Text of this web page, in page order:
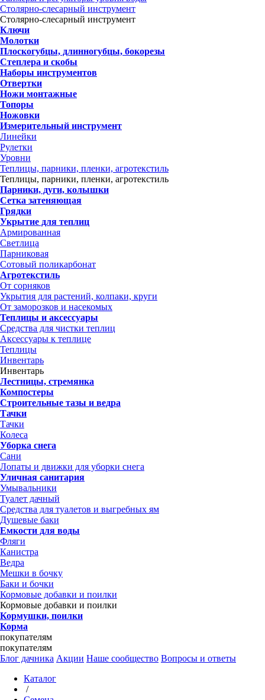
Столярно-слесарный инструмент
Столярно-слесарный инструмент
Ключи
Молотки
Плоскогубцы, длинногубцы, бокорезы
Степлера и скобы
Наборы инструментов
Отвертки
Ножи монтажные
Топоры
Ножовки
Измерительный инструмент
Линейки
Рулетки
Уровни
Теплицы, парники, пленки, агротекстиль
Теплицы, парники, пленки, агротекстиль
Парники, дуги, колышки
Сетка затеняющая
Грядки
Укрытие для теплиц
Армированная
Светлица
Парниковая
Сотовый поликарбонат
Агротекстиль
От сорняков
Укрытия для растений, колпаки, круги
От заморозков и насекомых
Теплицы и аксессуары
Средства для чистки теплиц
Аксессуары к теплице
Теплицы
Инвентарь
Инвентарь
Лестницы, стремянка
Компостеры
Строительные тазы и ведра
Тачки
Тачки
Колеса
Уборка снега
Сани
Лопаты и движки для уборки снега
Уличная санитария
Умывальники
Туалет дачный
Средства для туалетов и выгребных ям
Душевые баки
Емкости для воды
Фляги
Канистра
Ведра
Мешки в бочку
Баки и бочки
Кормовые добавки и поилки
Кормовые добавки и поилки
Кормушки, поилки
Корма
покупателям
покупателям
Блог дачника Акции Наше сообщество Вопросы и ответы
Каталог
/